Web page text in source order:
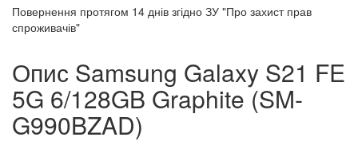
Повернення протягом 14 днів згідно ЗУ "Про захист прав
спроживачів"
Опис Samsung Galaxy S21 FE
5G 6/128GB Graphite (SM-
G990BZAD)